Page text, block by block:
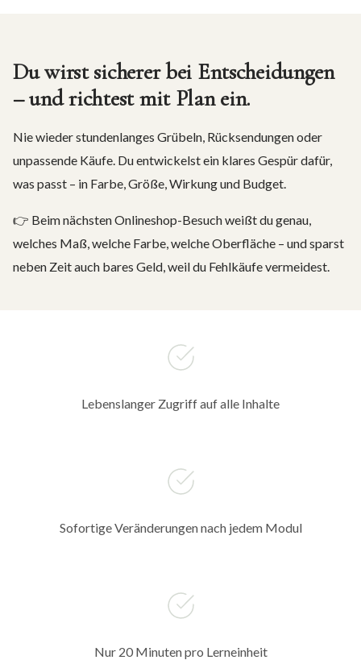
Du wirst sicherer bei Entscheidungen
– und richtest mit Plan ein.
Nie wieder stundenlanges Grübeln, Rücksendungen oder
unpassende Käufe. Du entwickelst ein klares Gespür dafür,
was passt – in Farbe, Größe, Wirkung und Budget.
👉 Beim nächsten Onlineshop-Besuch weißt du genau,
welches Maß, welche Farbe, welche Oberfläche – und sparst
neben Zeit auch bares Geld, weil du Fehlkäufe vermeidest.
Lebenslanger Zugriff auf alle Inhalte
Sofortige Veränderungen nach jedem Modul
Nur 20 Minuten pro Lerneinheit